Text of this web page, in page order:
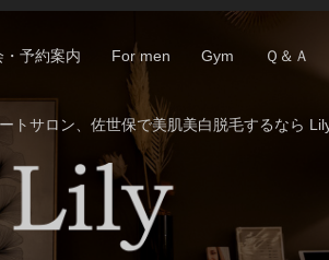
・予約案内 For men Gym Ｑ＆Ａ
トサロン、佐世保で美肌美白脱毛するなら